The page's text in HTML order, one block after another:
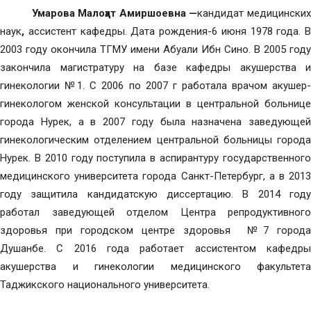
Умарова Малоҳат Амиршоевна —кандидат медицинских
наук, ассистент кафедры. Дата рождения-6 июня 1978 года. В
2003 году окончила ТГМУ имени Абуали Ибн Сино. В 2005 году
закончила магистратуру на базе кафедры акушерства и
гинекологии №1. С 2006 по 2007 г работала врачом акушер-
гинекологом женской консультации в центральной больнице
города Нурек, а в 2007 году была назначена заведующей
гинекологическим отделением центральной больницы города
Нурек. В 2010 году поступила в аспирантуру государственного
медицинского университета города Санкт-Петербург, а в 2013
году защитила кандидатскую диссертацию. В 2014 году
работал заведующей отделом Центра репродуктивного
здоровья при городском центре здоровья №7 города
Душанбе. С 2016 года работает ассистентом кафедры
акушерства и гинекологии медицинского факультета
Таджикского национального университета.